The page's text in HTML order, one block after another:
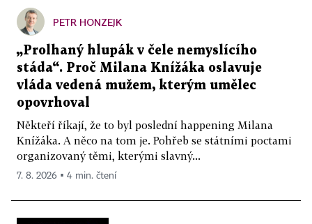
PETR HONZEJK
„Prolhaný hlupák v čele nemyslícího
stáda“. Proč Milana Knížáka oslavuje
vláda vedená mužem, kterým umělec
opovrhoval
Někteří říkají, že to byl poslední happening Milana
Knížáka. A něco na tom je. Pohřeb se státními poctami
organizovaný těmi, kterými slavný...
7. 8. 2026 ▪ 4 min. čtení